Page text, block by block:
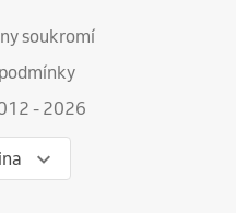
soukromí
- 2026